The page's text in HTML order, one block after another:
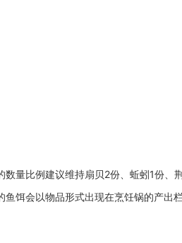
量比例建议维持扇贝2份、蚯蚓1份、
饵会以物品形式出现在烹饪锅的产出